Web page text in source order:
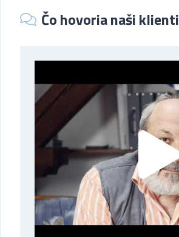
Čo hovoria naši klienti